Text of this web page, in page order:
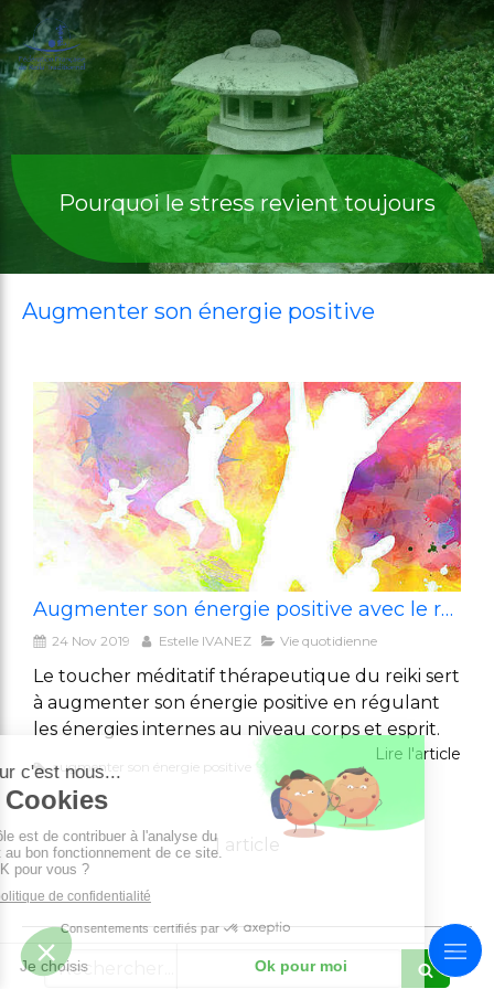
Pourquoi le stress revient toujours
Augmenter son énergie positive
Augmenter son énergie positive avec le reiki
24 Nov 2019 Estelle IVANEZ Vie quotidienne
Le toucher méditatif thérapeutique du reiki sert
à augmenter son énergie positive en régulant
les énergies internes au niveau corps et esprit.
Lire l'article
augmenter son énergie positive
1 article
Rechercher